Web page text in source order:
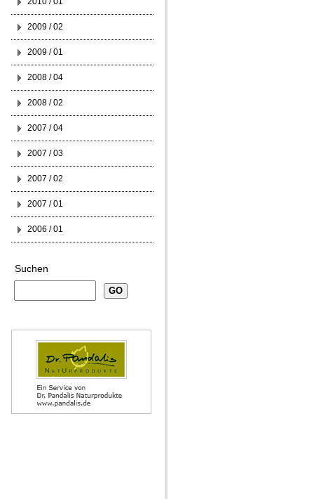
2009 / 02
2009 / 01
2008 / 04
2008 / 02
2007 / 04
2007 / 03
2007 / 02
2007 / 01
2006 / 01
Suchen